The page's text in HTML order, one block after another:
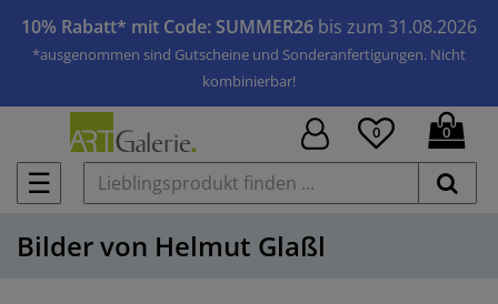
10% Rabatt* mit Code: SUMMER26 bis zum 31.08.2026
*ausgenommen sind Gutscheine und Sonderanfertigungen. Nicht
kombinierbar!
☰
0 0
Bilder von Helmut Glaßl